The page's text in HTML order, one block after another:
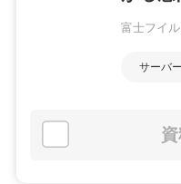
富士フイ
サーバ